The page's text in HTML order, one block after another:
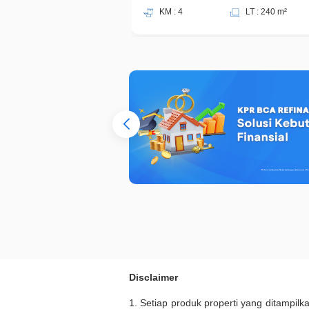
KM : 4 LT : 240 m²
Disclaimer
1. Setiap produk properti yang